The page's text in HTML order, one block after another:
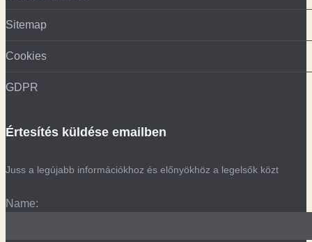
Sitemap
Cookies
GDPR
Értesítés küldése emailben
Juss a legújabb információkhoz és előnyökhöz a legelsők közt
Name: